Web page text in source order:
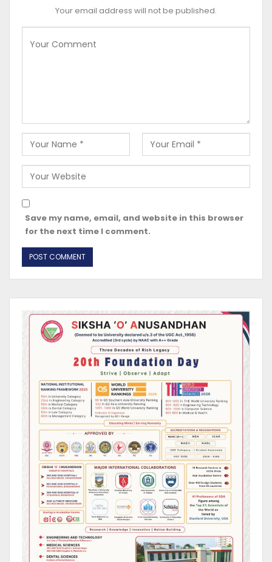
Your email address will not be published.
Save my name, email, and website in this browser
for the next time I comment.